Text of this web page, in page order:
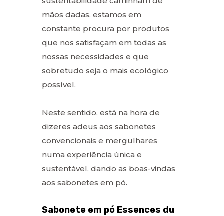
mãos dadas, estamos em
constante procura por produtos
que nos satisfaçam em todas as
nossas necessidades e que
sobretudo seja o mais ecológico
possível.
Neste sentido, está na hora de
dizeres adeus aos sabonetes
convencionais e mergulhares
numa experiência única e
sustentável, dando as boas-vindas
aos sabonetes em pó.
Sabonete em pó Essences du